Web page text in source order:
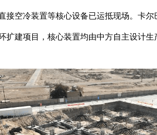
接空冷装置等核心设备已运抵现场。卡
建项目，核心装置均由中方自主设计